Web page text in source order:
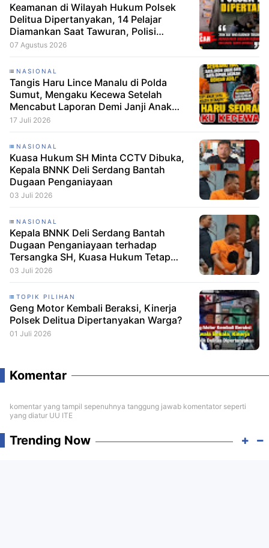
Keamanan di Wilayah Hukum Polsek
Delitua Dipertanyakan, 14 Pelajar
Diamankan Saat Tawuran, Polisi
Pastikan Tak Ada Tersangka
07 Agustus 2026
NASIONAL
Tangis Haru Lince Manalu di Polda
Sumut, Mengaku Kecewa Setelah
Mencabut Laporan Demi Janji Anak
Dibebaskan
17 Juli 2026
NASIONAL
Kuasa Hukum SH Minta CCTV Dibuka,
Kepala BNNK Deli Serdang Bantah
Dugaan Penganiayaan
03 Juli 2026
NASIONAL
Kepala BNNK Deli Serdang Bantah
Dugaan Penganiayaan terhadap
Tersangka SH, Kuasa Hukum Tetap
Minta CCTV Dibuka
03 Juli 2026
TOPIK PILIHAN
Geng Motor Kembali Beraksi, Kinerja
Polsek Delitua Dipertanyakan Warga?
01 Juli 2026
Komentar
komentar yang tampil sepenuhnya tanggung jawab komentator seperti
yang diatur UU ITE
Trending Now